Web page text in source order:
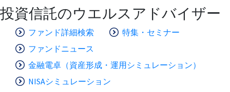
投資信託のウエルスアドバイザー
ファンド詳細検索
特集・セミナー
ファンドニュース
金融電卓（資産形成・運用シミュレーション）
NISAシミュレーション